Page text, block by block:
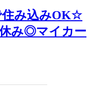
住み込みOK☆
み◎マイカー